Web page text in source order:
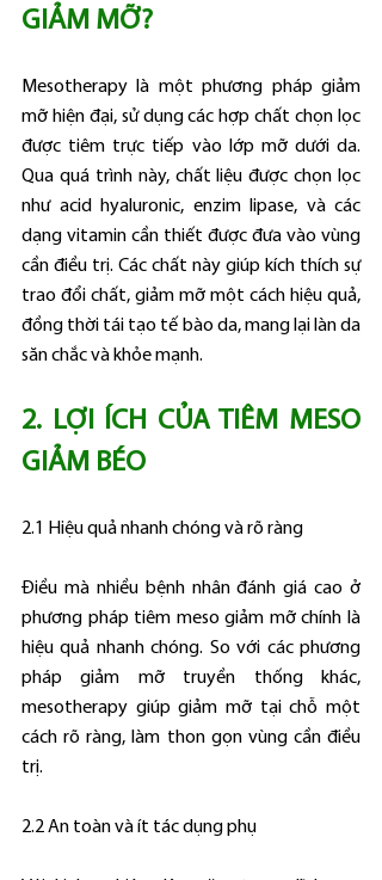
GIẢM MỠ?
Mesotherapy là một phương pháp giảm
mỡ hiện đại, sử dụng các hợp chất chọn lọc
được tiêm trực tiếp vào lớp mỡ dưới da.
Qua quá trình này, chất liệu được chọn lọc
như acid hyaluronic, enzim lipase, và các
dạng vitamin cần thiết được đưa vào vùng
cần điều trị. Các chất này giúp kích thích sự
trao đổi chất, giảm mỡ một cách hiệu quả,
đồng thời tái tạo tế bào da, mang lại làn da
săn chắc và khỏe mạnh.
2. LỢI ÍCH CỦA TIÊM MESO
GIẢM BÉO
2.1 Hiệu quả nhanh chóng và rõ ràng
Điều mà nhiều bệnh nhân đánh giá cao ở
phương pháp tiêm meso giảm mỡ chính là
hiệu quả nhanh chóng. So với các phương
pháp giảm mỡ truyền thống khác,
mesotherapy giúp giảm mỡ tại chỗ một
cách rõ ràng, làm thon gọn vùng cần điều
trị.
2.2 An toàn và ít tác dụng phụ